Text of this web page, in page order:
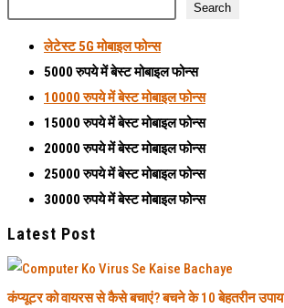
Search
लेटेस्ट5G मोबाइल फोन्स
5000 रुपये में बेस्ट मोबाइल फोन्स
10000 रुपये में बेस्ट मोबाइल फोन्स
15000 रुपये में बेस्ट मोबाइल फोन्स
20000 रुपये में बेस्ट मोबाइल फोन्स
25000 रुपये में बेस्ट मोबाइल फोन्स
30000 रुपये में बेस्ट मोबाइल फोन्स
Latest Post
कंप्यूटर को वायरस से कैसे बचाएं? बचने के 10 बेहतरीन उपाय